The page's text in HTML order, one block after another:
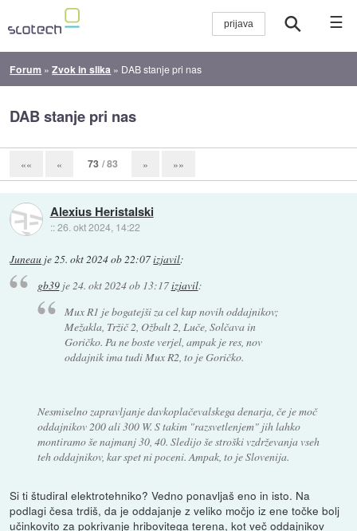
☰
Forum »Zvok in slika » DAB stanje pri nas
DAB stanje pri nas
«« « 73 / 83 » »»
Alexius Heristalski
::26. okt 2024, 14:22
Juneau je25. okt 2024 ob 22:07izjavil:
gb39je24. okt 2024 ob 13:17izjavil:
Mux R1 je bogatejši za cel kup novih oddajnikov;
Mežakla, Tržič 2, Ožbalt 2, Luče, Solčava in
Goričko. Pa ne boste verjel, ampak je res, nov
oddajnik ima tudi Mux R2, to je Goričko.
Nesmiselno zapravljanje davkoplačevalskega denarja, če je moč
oddajnikov 200 ali 300 W. S takim "razsvetlenjem" jih lahko
montiramo še najmanj 30, 40. Sledijo še stroški vzdrževanja vseh
teh oddajnikov, kar spet ni poceni. Ampak, to je Slovenija.
Si ti študiral elektrotehniko? Vedno ponavljaš eno in isto. Na
podlagi česa trdiš, da je oddajanje z veliko močjo iz ene točke bolj
učinkovito za pokrivanje hribovitega terena, kot več oddajnikov